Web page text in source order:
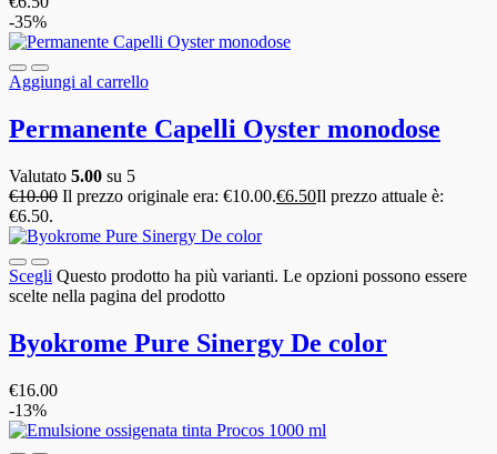
-35%
Aggiungi al carrello
Permanente Capelli Oyster monodose
Valutato 5.00 su 5
€10.00 Il prezzo originale era: €10.00.€6.50Il prezzo attuale è:
€6.50.
Scegli Questo prodotto ha più varianti. Le opzioni possono essere
scelte nella pagina del prodotto
Byokrome Pure Sinergy De color
€16.00
-13%